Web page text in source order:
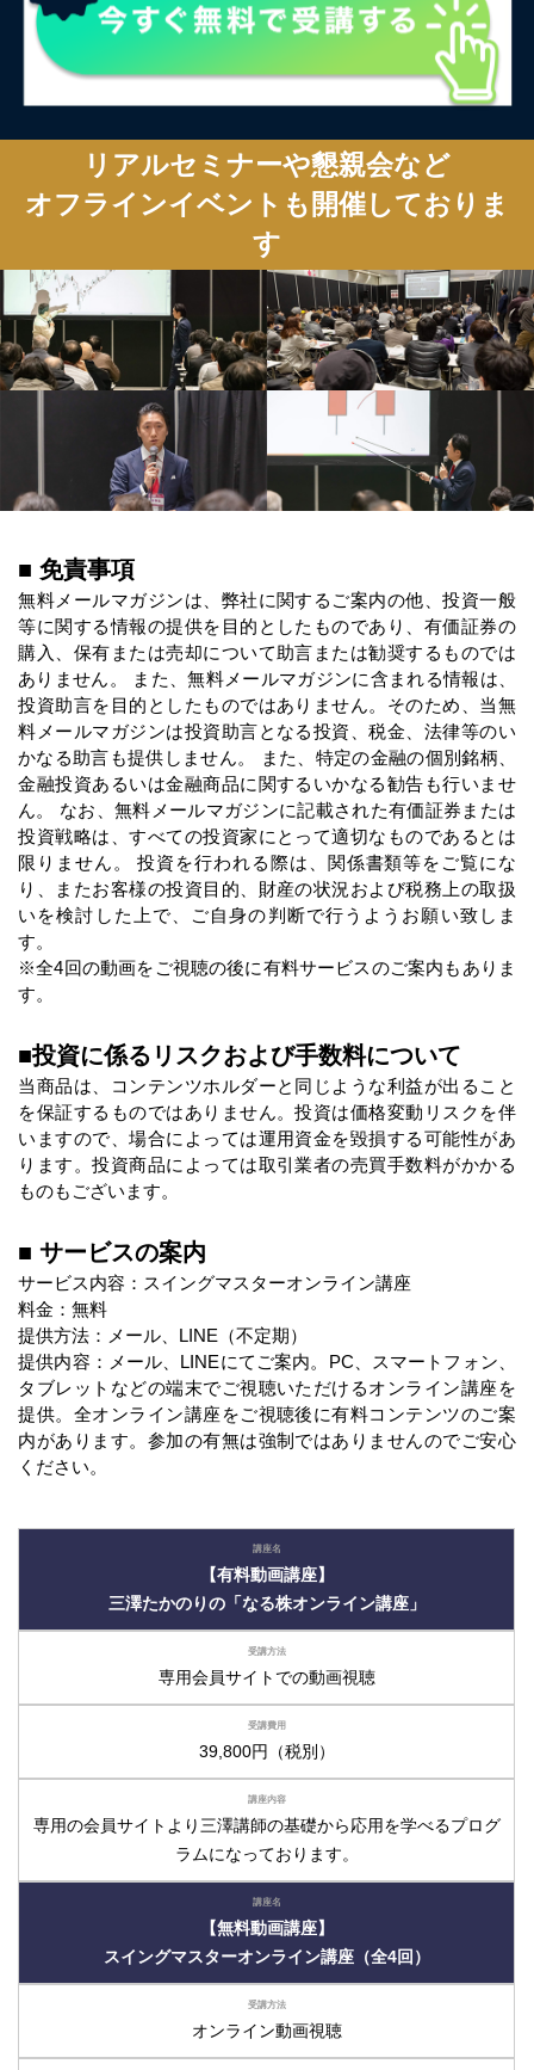
リアルセミナーや懇親会など
オフラインイベントも開催しておりま
す
■ 免責事項
無料メールマガジンは、弊社に関するご案内の他、投資一般
等に関する情報の提供を目的としたものであり、有価証券の
購入、保有または売却について助言または勧奨するものでは
ありません。 また、無料メールマガジンに含まれる情報は、
投資助言を目的としたものではありません。そのため、当無
料メールマガジンは投資助言となる投資、税金、法律等のい
かなる助言も提供しません。 また、特定の金融の個別銘柄、
金融投資あるいは金融商品に関するいかなる勧告も行いませ
ん。 なお、無料メールマガジンに記載された有価証券または
投資戦略は、すべての投資家にとって適切なものであるとは
限りません。 投資を行われる際は、関係書類等をご覧にな
り、またお客様の投資目的、財産の状況および税務上の取扱
いを検討した上で、ご自身の判断で行うようお願い致しま
す。
※全4回の動画をご視聴の後に有料サービスのご案内もありま
す。
■投資に係るリスクおよび手数料について
当商品は、コンテンツホルダーと同じような利益が出ること
を保証するものではありません。投資は価格変動リスクを伴
いますので、場合によっては運用資金を毀損する可能性があ
ります。投資商品によっては取引業者の売買手数料がかかる
ものもございます。
■ サービスの案内
サービス内容：スイングマスターオンライン講座
料金：無料
提供方法：メール、LINE（不定期）
提供内容：メール、LINEにてご案内。PC、スマートフォン、
タブレットなどの端末でご視聴いただけるオンライン講座を
提供。全オンライン講座をご視聴後に有料コンテンツのご案
内があります。参加の有無は強制ではありませんのでご安心
ください。
【有料動画講座】
三澤たかのりの「なる株オンライン講座」
専用会員サイトでの動画視聴
39,800円（税別）
専用の会員サイトより三澤講師の基礎から応用を学べるプログ
ラムになっております。
【無料動画講座】
スイングマスターオンライン講座（全4回）
オンライン動画視聴